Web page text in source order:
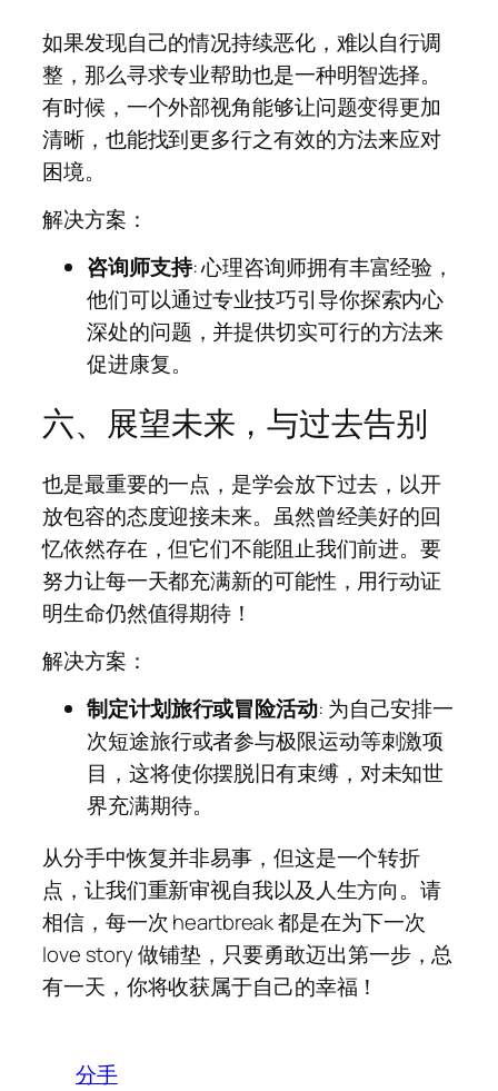
如果发现自己的情况持续恶化，难以自行调
整，那么寻求专业帮助也是一种明智选择。
有时候，一个外部视角能够让问题变得更加
清晰，也能找到更多行之有效的方法来应对
困境。
解决方案：
咨询师支持: 心理咨询师拥有丰富经验，
他们可以通过专业技巧引导你探索内心
深处的问题，并提供切实可行的方法来
促进康复。
六、展望未来，与过去告别
也是最重要的一点，是学会放下过去，以开
放包容的态度迎接未来。虽然曾经美好的回
忆依然存在，但它们不能阻止我们前进。要
努力让每一天都充满新的可能性，用行动证
明生命仍然值得期待！
解决方案：
制定计划旅行或冒险活动: 为自己安排一
次短途旅行或者参与极限运动等刺激项
目，这将使你摆脱旧有束缚，对未知世
界充满期待。
从分手中恢复并非易事，但这是一个转折
点，让我们重新审视自我以及人生方向。请
相信，每一次 heartbreak 都是在为下一次
love story 做铺垫，只要勇敢迈出第一步，总
有一天，你将收获属于自己的幸福！
分手